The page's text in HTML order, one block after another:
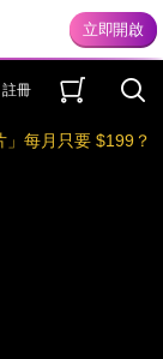
註冊
」每月只要 $199？